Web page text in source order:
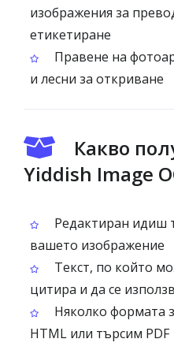
изображения за
етикетиране
Правене на
и лесни за откриване
Какво
Yiddish Image
Редактиран идиш
вашето изображение
Текст, по който
цитира и да се
Няколко формата
HTML или търсим PDF